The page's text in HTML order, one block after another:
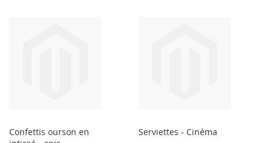
Confettis ourson en
Serviettes - Cinéma